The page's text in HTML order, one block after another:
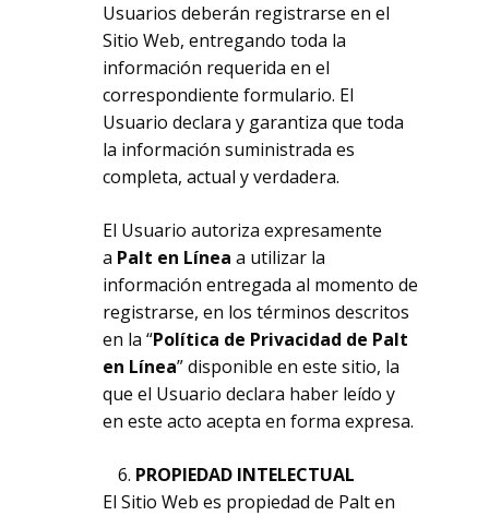
Usuarios deberán registrarse en el
Sitio Web, entregando toda la
información requerida en el
correspondiente formulario. El
Usuario declara y garantiza que toda
la información suministrada es
completa, actual y verdadera.
El Usuario autoriza expresamente
a Palt en Líneaa utilizar la
información entregada al momento de
registrarse, en los términos descritos
en la “Política de Privacidad de Palt
en Línea” disponible en este sitio, la
que el Usuario declara haber leído y
en este acto acepta en forma expresa.
PROPIEDAD INTELECTUAL
El Sitio Web es propiedad de Palt en